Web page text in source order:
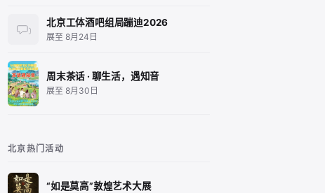
北京工体酒吧组局蹦迪2026
展至 8月24日
周末茶话 · 聊生活，遇知音
展至 8月30日
北京热门活动
“如是莫高”敦煌艺术大展